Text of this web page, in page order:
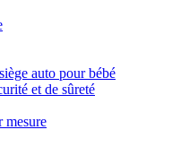
auto pour bébé
et de sûreté
mesure